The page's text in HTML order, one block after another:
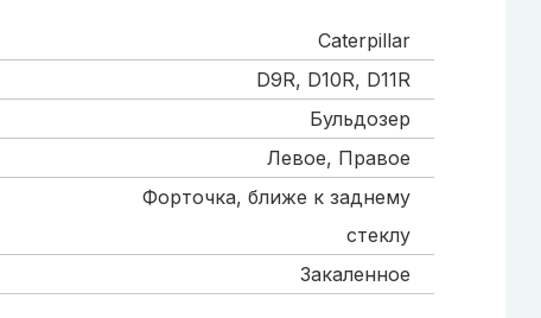
Caterpillar
D9R, D10R, D11R
Бульдозер
Левое, Правое
Форточка, ближе к заднему
стеклу
Закаленное